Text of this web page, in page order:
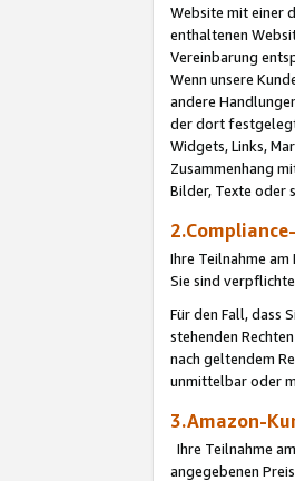
Website mit einer
enthaltenen
Vereinbarung
Wenn unsere
andere
der dort
Widgets, Links,
Zusammenhang
Bilder, Texte oder
Ihre Teilnahme
Sie sind
Für den Fall, dass
stehenden
nach geltendem
unmittelbar oder
3.Amazon-
Ihre Teilnahme
angegebenen